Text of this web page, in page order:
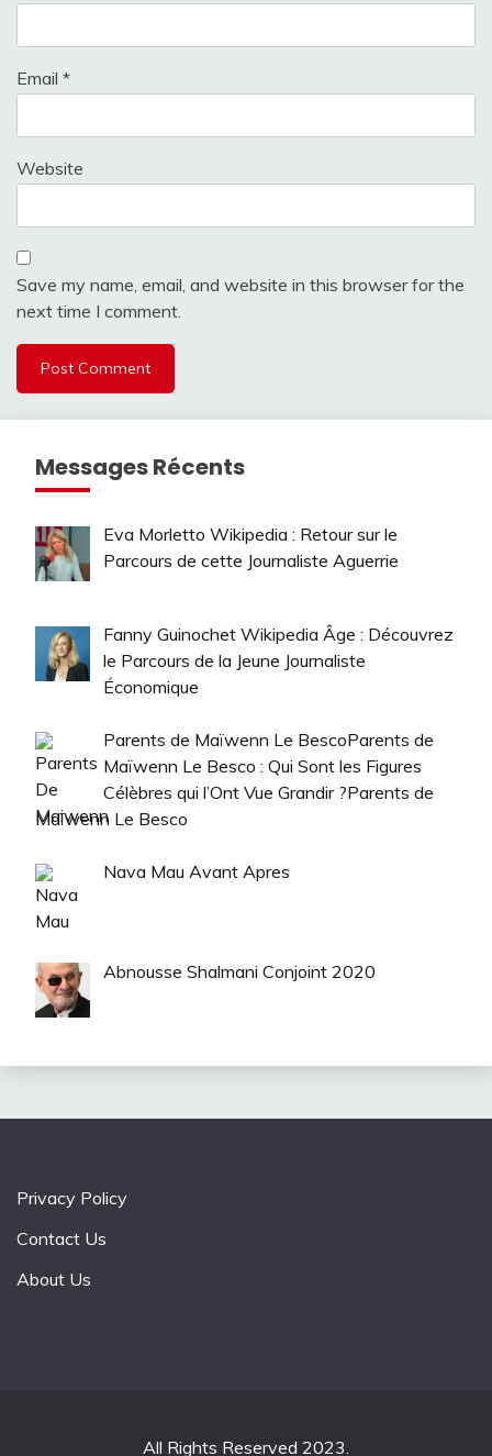
Email *
Website
Save my name, email, and website in this browser for the
next time I comment.
Messages Récents
Eva Morletto Wikipedia : Retour sur le
Parcours de cette Journaliste Aguerrie
Fanny Guinochet Wikipedia Âge : Découvrez
le Parcours de la Jeune Journaliste
Économique
Parents de Maïwenn Le BescoParents de
Maïwenn Le Besco : Qui Sont les Figures
Célèbres qui l’Ont Vue Grandir ?Parents de
Maïwenn Le Besco
Nava Mau Avant Apres
Abnousse Shalmani Conjoint 2020
Privacy Policy
Contact Us
About Us
All Rights Reserved 2023.